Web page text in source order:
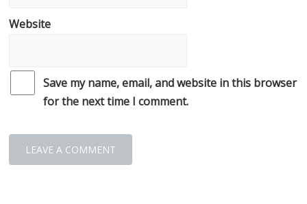
Website
Save my name, email, and website in this browser
for the next time I comment.